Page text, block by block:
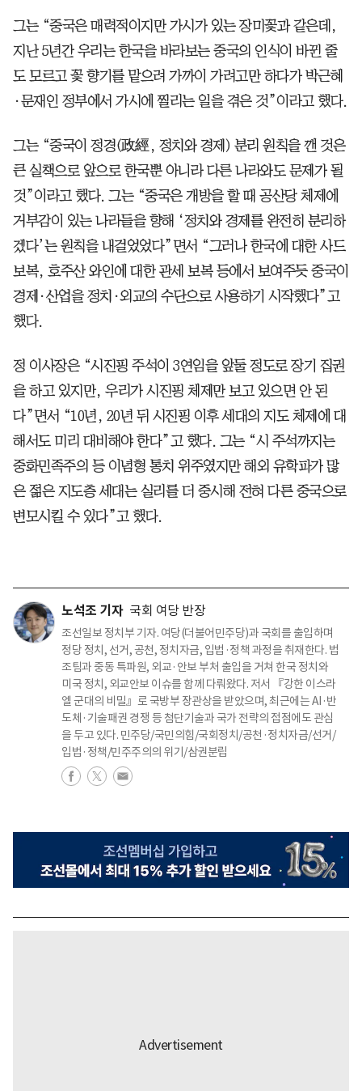
그는 “중국은 매력적이지만 가시가 있는 장미꽃과 같은데,
지난 5년간 우리는 한국을 바라보는 중국의 인식이 바뀐 줄
도 모르고 꽃 향기를 맡으려 가까이 가려고만 하다가 박근혜
·문재인 정부에서 가시에 찔리는 일을 겪은 것”이라고 했다.
그는 “중국이 정경(政經, 정치와 경제) 분리 원칙을 깬 것은
큰 실책으로 앞으로 한국뿐 아니라 다른 나라와도 문제가 될
것”이라고 했다. 그는 “중국은 개방을 할 때 공산당 체제에
거부감이 있는 나라들을 향해 ‘정치와 경제를 완전히 분리하
겠다’는 원칙을 내걸었었다”면서 “그러나 한국에 대한 사드
보복, 호주산 와인에 대한 관세 보복 등에서 보여주듯 중국이
경제·산업을 정치·외교의 수단으로 사용하기 시작했다”고
했다.
정 이사장은 “시진핑 주석이 3연임을 앞둘 정도로 장기 집권
을 하고 있지만, 우리가 시진핑 체제만 보고 있으면 안 된
다”면서 “10년, 20년 뒤 시진핑 이후 세대의 지도 체제에 대
해서도 미리 대비해야 한다”고 했다. 그는 “시 주석까지는
중화민족주의 등 이념형 통치 위주였지만 해외 유학파가 많
은 젊은 지도층 세대는 실리를 더 중시해 전혀 다른 중국으로
변모시킬 수 있다”고 했다.
노석조 기자 국회 여당 반장
조선일보 정치부 기자. 여당(더불어민주당)과 국회를 출입하며
정당 정치, 선거, 공천, 정치자금, 입법·정책 과정을 취재한다. 법
조팀과 중동 특파원, 외교·안보 부처 출입을 거쳐 한국 정치와
미국 정치, 외교안보 이슈를 함께 다뤄왔다. 저서 『강한 이스라
엘 군대의 비밀』로 국방부 장관상을 받았으며, 최근에는 AI·반
도체·기술패권 경쟁 등 첨단기술과 국가 전략의 접점에도 관심
을 두고 있다. 민주당/국민의힘/국회정치/공천·정치자금/선거/
입법·정책/민주주의의 위기/삼권분립